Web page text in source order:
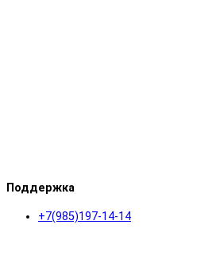
Поддержка
+7(985)197-14-14